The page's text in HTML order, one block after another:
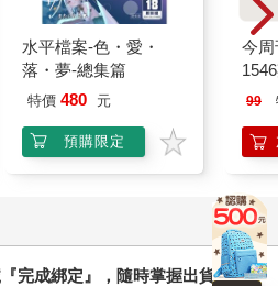
水平檔案-色・愛・
落・夢-總集篇
特價 480 元
預購限定
今周
99
完成綁定』，隨時掌握出貨動